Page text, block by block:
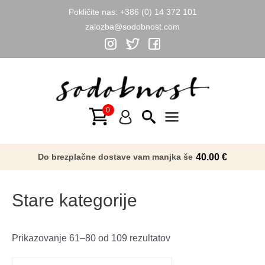
Pokličite nas: +386 (0) 14 372 101
zalozba@sodobnost.com
Menu
Do brezplačne dostave vam manjka še 40.00 €
Stare kategorije
Prikazovanje 61–80 od 109 rezultatovRazvrščeno